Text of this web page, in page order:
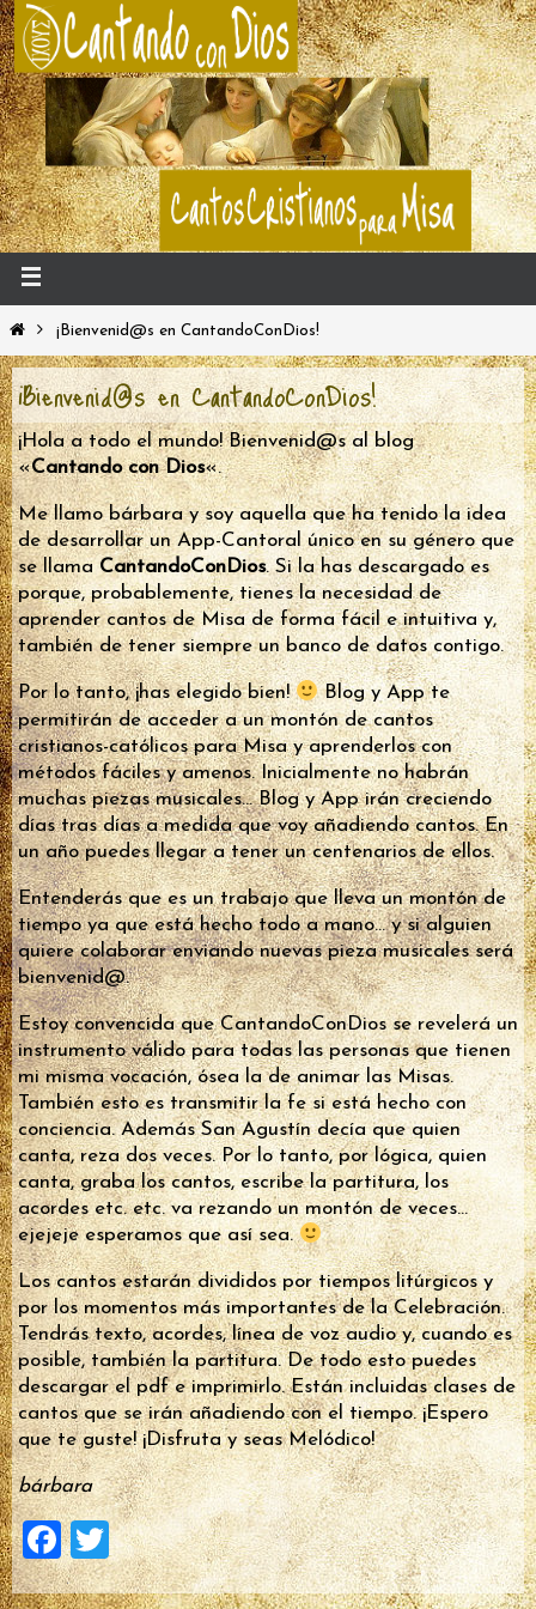
¡Bienvenid@s en CantandoConDios!
¡Bienvenid@s en CantandoConDios!
¡Hola a todo el mundo! Bienvenid@s al blog
«Cantando con Dios«.
Me llamo bárbara y soy aquella que ha tenido la idea
de desarrollar un App-Cantoral único en su género que
se llama CantandoConDios. Si la has descargado es
porque, probablemente, tienes la necesidad de
aprender cantos de Misa de forma fácil e intuitiva y,
también de tener siempre un banco de datos contigo.
Por lo tanto, ¡has elegido bien!
Blog y App te
permitirán de acceder a un montón de cantos
cristianos-católicos para Misa y aprenderlos con
métodos fáciles y amenos. Inicialmente no habrán
muchas piezas musicales… Blog y App irán creciendo
días tras días a medida que voy añadiendo cantos. En
un año puedes llegar a tener un centenarios de ellos.
Entenderás que es un trabajo que lleva un montón de
tiempo ya que está hecho todo a mano… y si alguien
quiere colaborar enviando nuevas pieza musicales será
bienvenid@.
Estoy convencida que CantandoConDios se revelerá un
instrumento válido para todas las personas que tienen
mi misma vocación, ósea la de animar las Misas.
También esto es transmitir la fe si está hecho con
conciencia. Además San Agustín decía que quien
canta, reza dos veces. Por lo tanto, por lógica, quien
canta, graba los cantos, escribe la partitura, los
acordes etc. etc. va rezando un montón de veces…
ejejeje esperamos que así sea.
Los cantos estarán divididos por tiempos litúrgicos y
por los momentos más importantes de la Celebración.
Tendrás texto, acordes, línea de voz audio y, cuando es
posible, también la partitura. De todo esto puedes
descargar el pdf e imprimirlo. Están incluidas clases de
cantos que se irán añadiendo con el tiempo. ¡Espero
que te guste! ¡Disfruta y seas Melódico!
bárbara
F
a
T
wi